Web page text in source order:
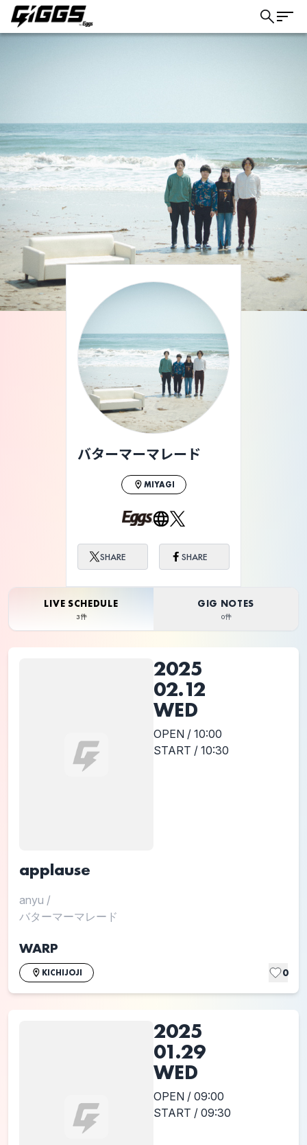
ライブ体験をもっと楽しく、もっと便利
に。
バターマーマレード
MIYAGI
SHARE SHARE
こちら
LIVE SCHEDULE
3件
GIG NOTES
0件
2025
02.12
WED
OPEN / 10:00
START / 10:30
applause
anyu /
バターマーマレード
WARP
KICHIJOJI 0
2025
01.29
WED
OPEN / 09:00
START / 09:30